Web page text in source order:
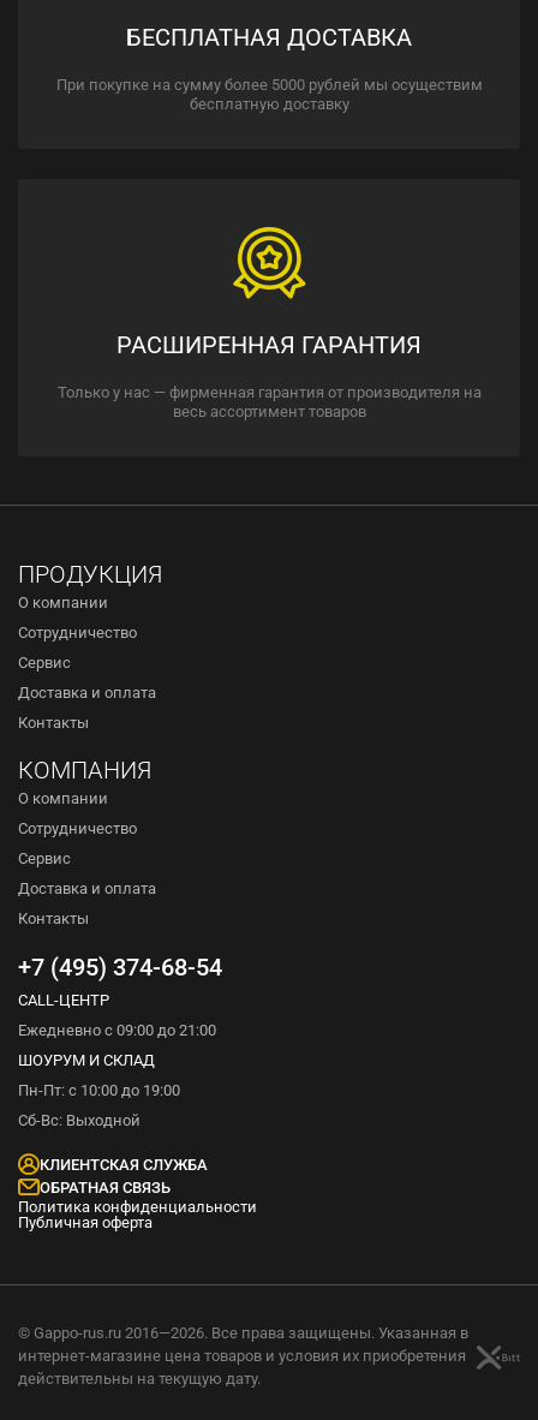
БЕСПЛАТНАЯ ДОСТАВКА
При покупке на сумму более 5000 рублей мы осуществим
бесплатную доставку
РАСШИРЕННАЯ ГАРАНТИЯ
Только у нас — фирменная гарантия от производителя на
весь ассортимент товаров
ПРОДУКЦИЯ
О компании
Сотрудничество
Сервис
Доставка и оплата
Контакты
КОМПАНИЯ
О компании
Сотрудничество
Сервис
Доставка и оплата
Контакты
+7 (495) 374-68-54
CALL-ЦЕНТР
Ежедневно с 09:00 до 21:00
ШОУРУМ И СКЛАД
Пн-Пт: с 10:00 до 19:00
Сб-Вс: Выходной
КЛИЕНТСКАЯ СЛУЖБА
ОБРАТНАЯ СВЯЗЬ
Политика конфиденциальности
Публичная оферта
© Gappo-rus.ru 2016—2026. Все права защищены. Указанная в
интернет-магазине цена товаров и условия их приобретения
действительны на текущую дату.